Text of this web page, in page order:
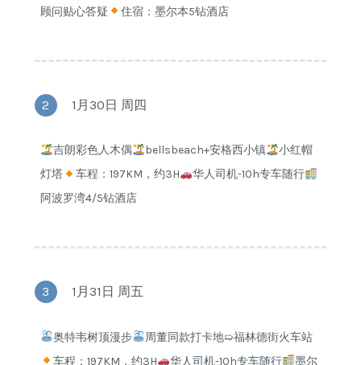
顾问贴心答疑
住宿：墨尔本5钻酒店
2 1月30日 周四
吉朗彩色人木偶 bellsbeach+安格西小镇
小红帽
灯塔
车程：197KM，约3H
华人司机-10h专车随行
阿波罗湾4/5钻酒店
3 1月31日 周五
奥特韦树顶漫步
周董同款打卡地➯福林德街火车站
车程：197KM，约3H
华人司机-10h专车随行 墨尔